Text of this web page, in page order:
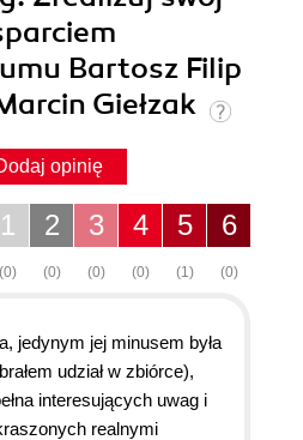
Bartosz Filip
Giełzak
opinię
6
(0)
5
(1)
4
(0)
3
(0)
2
(0)
1
(0)
jedynym jej minusem była
udział w zbiórce),
interesujących uwag i
realnymi